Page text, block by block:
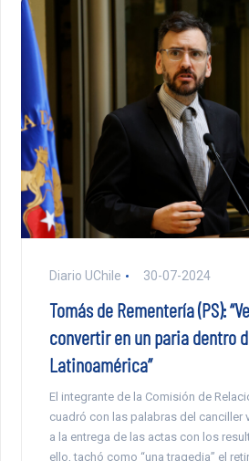
Diario UChile 30-07-2024
Tomás de Rementería (PS):
convertir en un paria dentro
Latinoamérica”
El integrante de la Comisión de
cuadró con las palabras del canciller
a la entrega de las actas con los
ello, tachó como “una tragedia” el